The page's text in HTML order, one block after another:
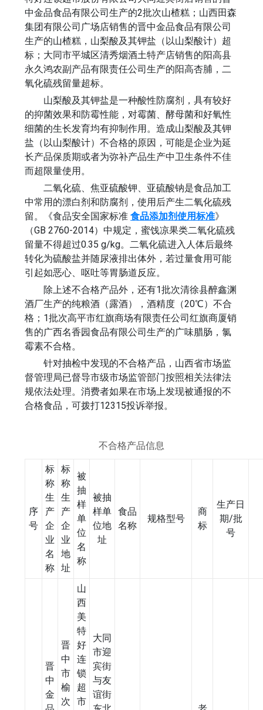
中金品食品有限公司生产的2批次山楂糕；山西田森
集团有限公司广场店销售的晋中金品食品有限公司
生产的山楂糕，山梨酸及其钾盐（以山梨酸计）超
标；大同市平城区清秀烟酒土特产店销售的阳高县
永久鸿农副产品有限责任公司生产的阳高杏脯，二
氧化硫残留量超标。
山梨酸及其钾盐是一种酸性防腐剂，具有较好
的抑菌效果和防霉性能，对霉菌、酵母菌和好氧性
细菌的生长发育均有抑制作用。造成山梨酸及其钾
盐（以山梨酸计）不合格的原因，可能是企业为延
长产品保质期或者为弥补产品生产中卫生条件不佳
而超限量使用。
二氧化硫、焦亚硫酸钾、亚硫酸钠是食品加工
中常用的漂白剂和防腐剂，使用后产生二氧化硫残
留。《食品安全国家标准食品添加剂使用标准》
（GB 2760-2014）中规定，蜜饯凉果类二氧化硫残
留量不得超过0.35 g/kg。二氧化硫进入人体后最终
转化为硫酸盐并随尿液排出体外，若过量食用可能
引起如恶心、呕吐等胃肠道反应。
除上述不合格产品外，还有1批次清徐县醉鑫渊
酒厂生产的纯粮酒（露酒），酒精度（20℃）不合
格；1批次高平市红旗商场有限责任公司红旗商厦销
售的广西名香园食品有限公司生产的广味腊肠，氯
霉素不合格。
针对抽检中发现的不合格产品，山西省市场监
督管理局已督导市级市场监管部门按照相关法律法
规依法处理。消费者如果在市场上发现被通报的不
合格食品，可拨打12315投诉举报。
不合格产品信息
序
号
标
称
生
产
企
业
名
称
标
称
生
产
企
业
地
址
被
抽
样
单
位
名
称
被抽
样单
位地
址
食品
名称
规格型号
商
标
生产日
期/批
号
晋
中
金
晋
中
市
榆
次
山
西
美
特
好
连
锁
超
市
大同
市迎
宾街
与友
谊街